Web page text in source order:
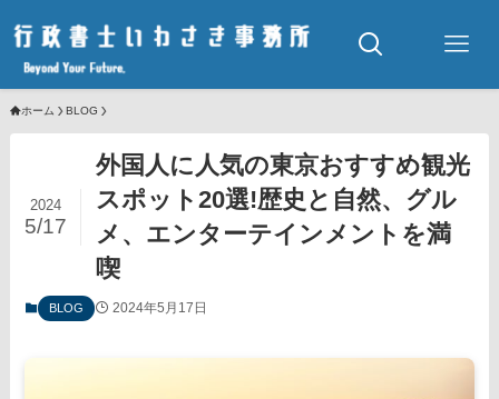
ホーム BLOG
外国人に人気の東京おすすめ観光
スポット20選!歴史と自然、グル
メ、エンターテインメントを満
喫
2024
5/17
BLOG 2024年5月17日